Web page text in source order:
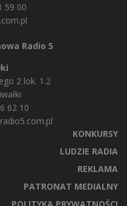
59 00
Radio 5
2 lok. 1.2
62 10
KONKURSY
LUDZIE RADIA
REKLAMA
PATRONAT MEDIALNY